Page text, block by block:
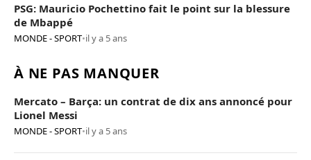
PSG: Mauricio Pochettino fait le point sur la blessure
de Mbappé
MONDE - SPORT•il y a 5 ans
À NE PAS MANQUER
Mercato – Barça: un contrat de dix ans annoncé pour
Lionel Messi
MONDE - SPORT•il y a 5 ans